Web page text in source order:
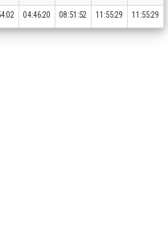
04:46:20 08:51:52 11:55:29 11:55:29